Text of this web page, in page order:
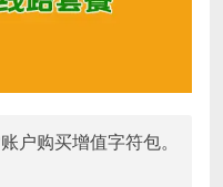
户购买增值字符包。